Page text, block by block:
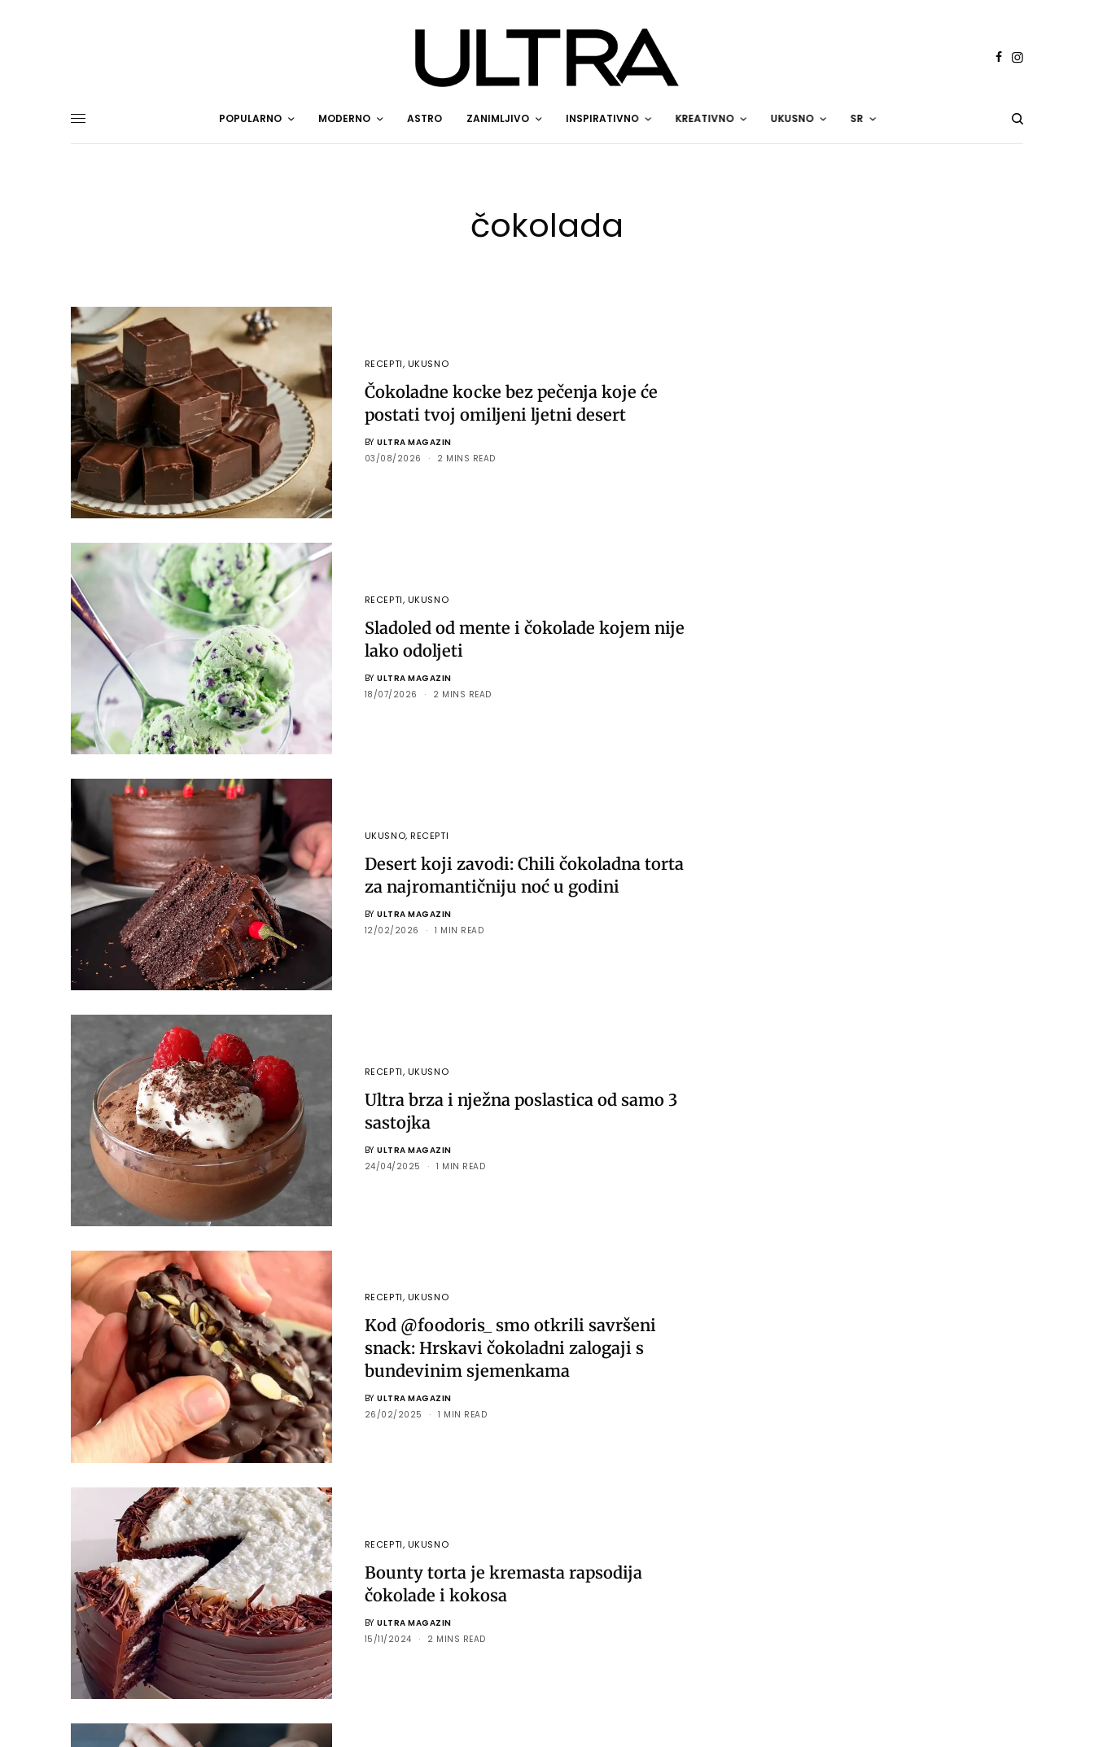
POPULARNO MODERNO ASTRO ZANIMLJIVO INSPIRATIVNO KREATIVNO UKUSNO SR
čokolada
RECEPTI, UKUSNO
Čokoladne kocke bez pečenja koje će
postati tvoj omiljeni ljetni desert
BY ULTRA MAGAZIN
03/08/2026
2 MINS READ
RECEPTI, UKUSNO
Sladoled od mente i čokolade kojem nije
lako odoljeti
BY ULTRA MAGAZIN
18/07/2026
2 MINS READ
UKUSNO,RECEPTI
Desert koji zavodi: Chili čokoladna torta
za najromantičniju noć u godini
BY ULTRA MAGAZIN
12/02/2026
1 MIN READ
RECEPTI, UKUSNO
Ultra brza i nježna poslastica od samo 3
sastojka
BY ULTRA MAGAZIN
24/04/2025
1 MIN READ
RECEPTI, UKUSNO
Kod @foodoris_ smo otkrili savršeni
snack: Hrskavi čokoladni zalogaji s
bundevinim sjemenkama
BY ULTRA MAGAZIN
26/02/2025
1 MIN READ
RECEPTI, UKUSNO
Bounty torta je kremasta rapsodija
čokolade i kokosa
BY ULTRA MAGAZIN
15/11/2024
2 MINS READ